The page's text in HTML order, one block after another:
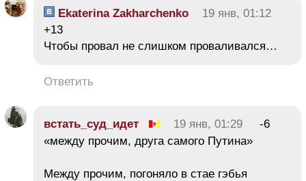
Ekaterina Zakharchenko
19 янв, 01:12
+13
Чтобы провал не слишком проваливался…
Ответить
встать_суд_идет 19 янв, 01:29
-6
«между прочим, друга самого Путина»
Между прочим, погоняло в стае гэбья